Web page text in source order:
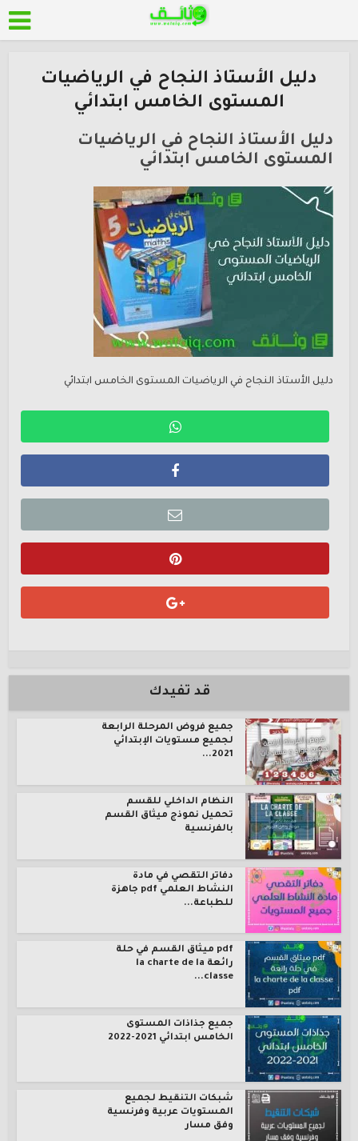
دليل الأستاذ النجاح في الرياضيات
المستوى الخامس ابتدائي
دليل الأستاذ النجاح في الرياضيات
المستوى الخامس ابتدائي
دليل الأستاذ النجاح في الرياضيات المستوى الخامس ابتدائي
قد تفيدك
جميع فروض المرحلة الرابعة
لجميع مستويات الإبتدائي
2021...
النظام الداخلي للقسم
تحميل نموذج ميثاق القسم
بالفرنسية
دفاتر التقصي في مادة
النشاط العلمي pdf جاهزة
للطباعة...
pdf ميثاق القسم في حلة
رائعة la charte de la
classe...
جميع جذاذات المستوى
الخامس ابتدائي 2021-2022
شبكات التنقيط لجميع
المستويات عربية وفرنسية
وفق مسار